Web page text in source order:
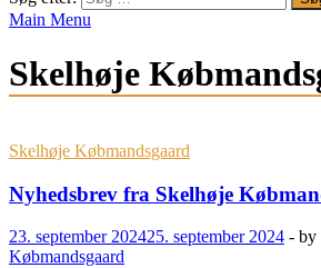
Main Menu
Skelhøje
Skelhøje Købmandsgaard
Nyhedsbrev fra Skelhøje
23. september 202425. september 2024 - by
Købmandsgaard